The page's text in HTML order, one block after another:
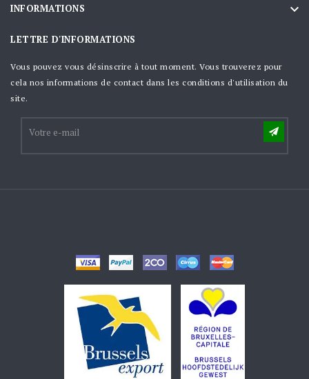
INFORMATIONS 
LETTRE D'INFORMATIONS
Vous pouvez vous désinscrire à tout moment. Vous trouverez pour
cela nos informations de contact dans les conditions d'utilisation du
site.